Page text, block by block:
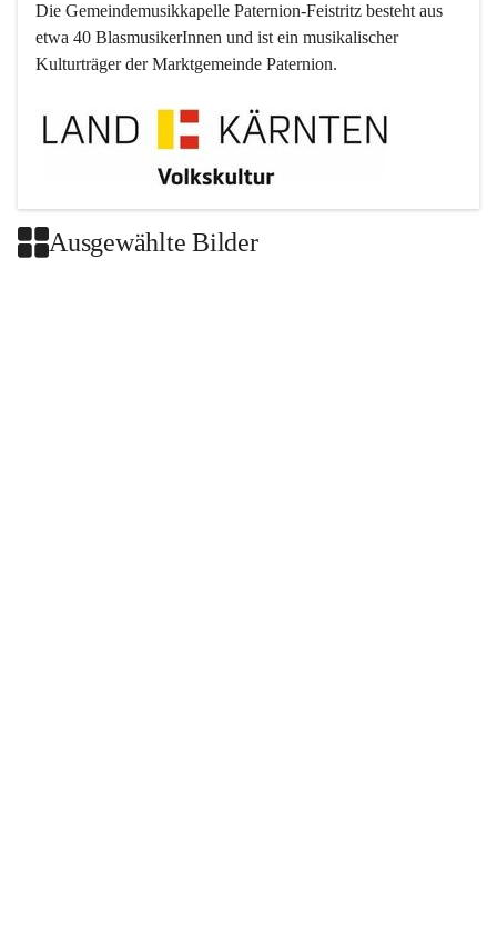
Die Gemeindemusikkapelle Paternion-Feistritz besteht aus
etwa 40 BlasmusikerInnen und ist ein musikalischer
Kulturträger der Marktgemeinde Paternion.
Ausgewählte Bilder